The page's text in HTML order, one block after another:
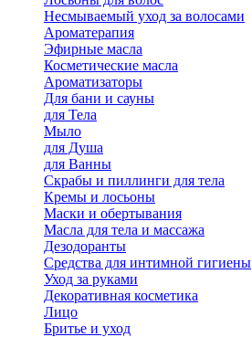
Несмываемый уход за волосами
Ароматерапия
Эфирные масла
Косметические масла
Ароматизаторы
Для бани и сауны
для Тела
Мыло
для Душа
для Ванны
Скрабы и пиллинги для тела
Кремы и лосьоны
Маски и обертывания
Масла для тела и массажа
Дезодоранты
Средства для интимной гигиены
Уход за руками
Декоративная косметика
Лицо
Бритье и уход